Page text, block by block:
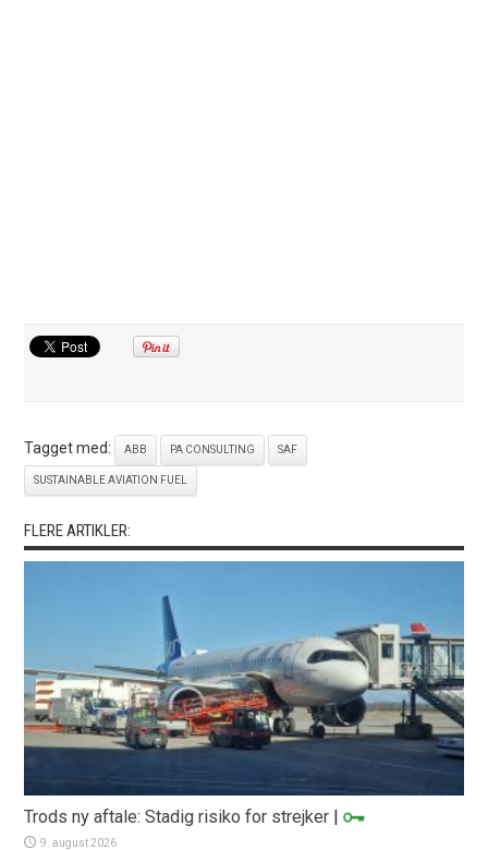
Tagget med: ABB PA CONSULTING SAF
SUSTAINABLE AVIATION FUEL
FLERE ARTIKLER:
Trods ny aftale: Stadig risiko for strejker |
9. august 2026